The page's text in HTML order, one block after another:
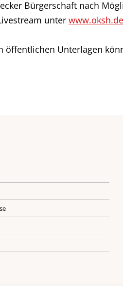
Bürgerschaft nach
unter
öffentlichen Unterlagen